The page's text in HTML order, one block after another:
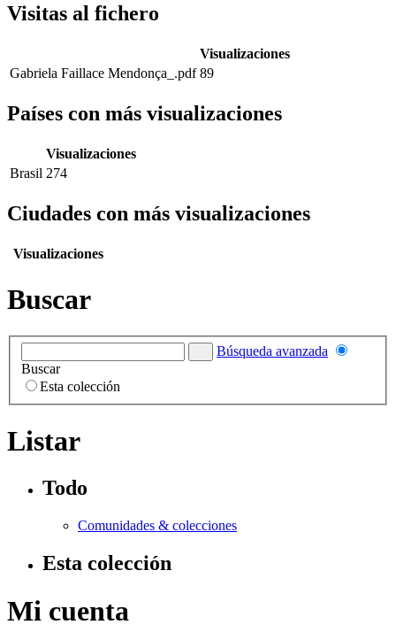
Visitas al fichero
Visualizaciones
Gabriela Faillace Mendonça_.pdf 89
Países con más visualizaciones
Visualizaciones
Brasil 274
Ciudades con más visualizaciones
Visualizaciones
Buscar
Búsqueda avanzada
Buscar
Esta colección
Listar
Todo
Comunidades & colecciones
Esta colección
Mi cuenta